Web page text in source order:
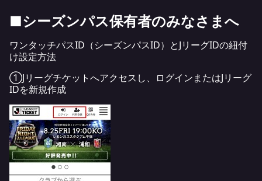
■シーズンパス保有者のみなさまへ
ワンタッチパスID（シーズンパスID）とJリーグIDの紐付
け設定方法
①Jリーグチケットへアクセスし、ログインまたはJリーグ
IDを新規作成